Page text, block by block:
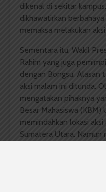
dikenal di sekitar
dikhawatirkan
memaksa melakukan aksi.
Sementara itu, Wakil
Rahim yang juga
dengan Bongsu. Alasan
aksi malam ini ditunda.
mengatakan pihaknya
Besar Mahasiswa (KBM)
memindahkan lokasi
Sumatera Utara. Namun